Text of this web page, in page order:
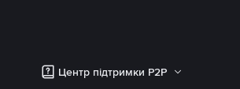
Центр підтримки P2P